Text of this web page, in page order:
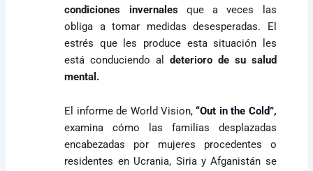
condiciones invernalesque a veces las
obliga a tomar medidas desesperadas. El
estrés que les produce esta situación les
está conduciendo al
deterioro de su salud
mental.
El informe de World Vision, “Out in the Cold”,
examina cómo las familias desplazadas
encabezadas por mujeres procedentes o
residentes en Ucrania, Siria y Afganistán se